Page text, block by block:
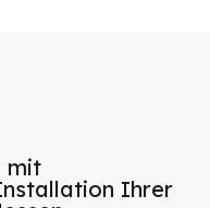
mit
Ihrer